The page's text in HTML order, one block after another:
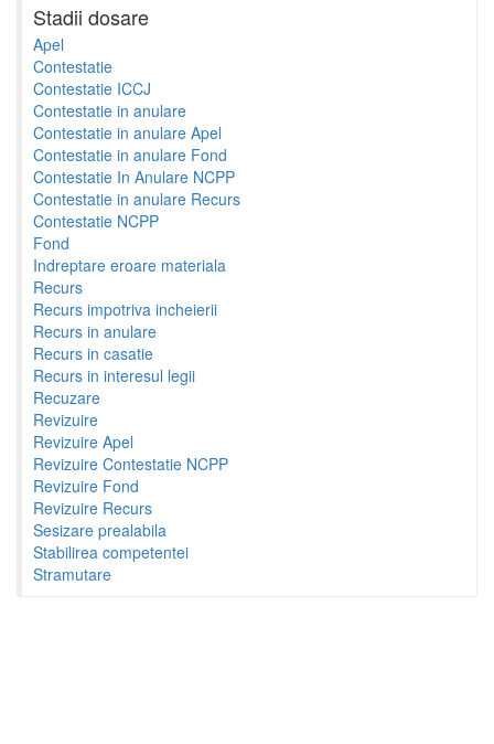
Stadii dosare
Apel
Contestatie
Contestatie ICCJ
Contestatie in anulare
Contestatie in anulare Apel
Contestatie in anulare Fond
Contestatie In Anulare NCPP
Contestatie in anulare Recurs
Contestatie NCPP
Fond
Indreptare eroare materiala
Recurs
Recurs impotriva incheierii
Recurs in anulare
Recurs in casatie
Recurs in interesul legii
Recuzare
Revizuire
Revizuire Apel
Revizuire Contestatie NCPP
Revizuire Fond
Revizuire Recurs
Sesizare prealabila
Stabilirea competentei
Stramutare